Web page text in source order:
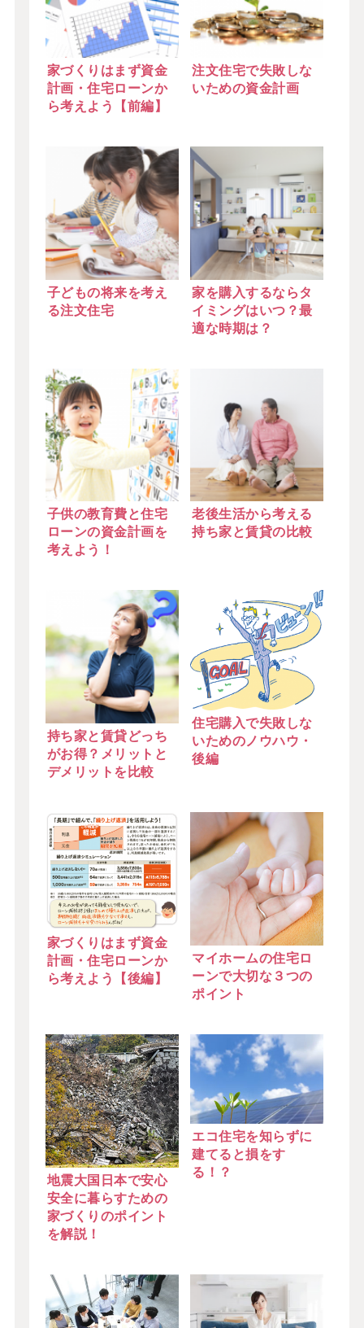
家づくりはまず資金
計画・住宅ローンか
ら考えよう【前編】
注文住宅で失敗しな
いための資金計画
子どもの将来を考え
る注文住宅
家を購入するならタ
イミングはいつ？最
適な時期は？
子供の教育費と住宅
ローンの資金計画を
考えよう！
老後生活から考える
持ち家と賃貸の比較
持ち家と賃貸どっち
がお得？メリットと
デメリットを比較
住宅購入で失敗しな
いためのノウハウ・
後編
家づくりはまず資金
計画・住宅ローンか
ら考えよう【後編】
マイホームの住宅ロ
ーンで大切な３つの
ポイント
地震大国日本で安心
安全に暮らすための
家づくりのポイント
を解説！
エコ住宅を知らずに
建てると損をす
る！？